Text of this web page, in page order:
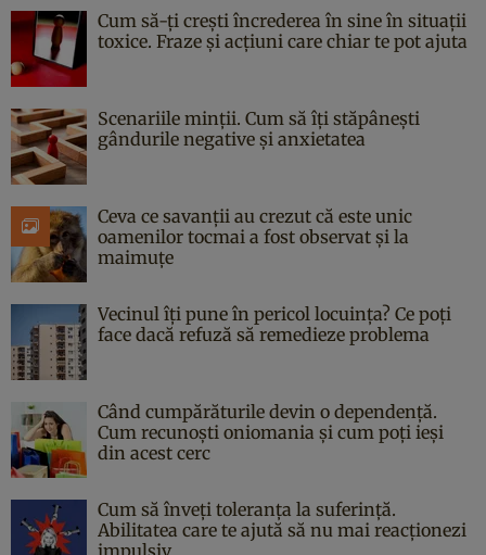
Cum să-ți crești încrederea în sine în situații
toxice. Fraze și acțiuni care chiar te pot ajuta
Scenariile minții. Cum să îți stăpânești
gândurile negative și anxietatea
Ceva ce savanții au crezut că este unic
oamenilor tocmai a fost observat și la
maimuțe
Vecinul îți pune în pericol locuința? Ce poți
face dacă refuză să remedieze problema
Când cumpărăturile devin o dependență.
Cum recunoști oniomania și cum poți ieși
din acest cerc
Cum să înveți toleranța la suferință.
Abilitatea care te ajută să nu mai reacționezi
impulsiv